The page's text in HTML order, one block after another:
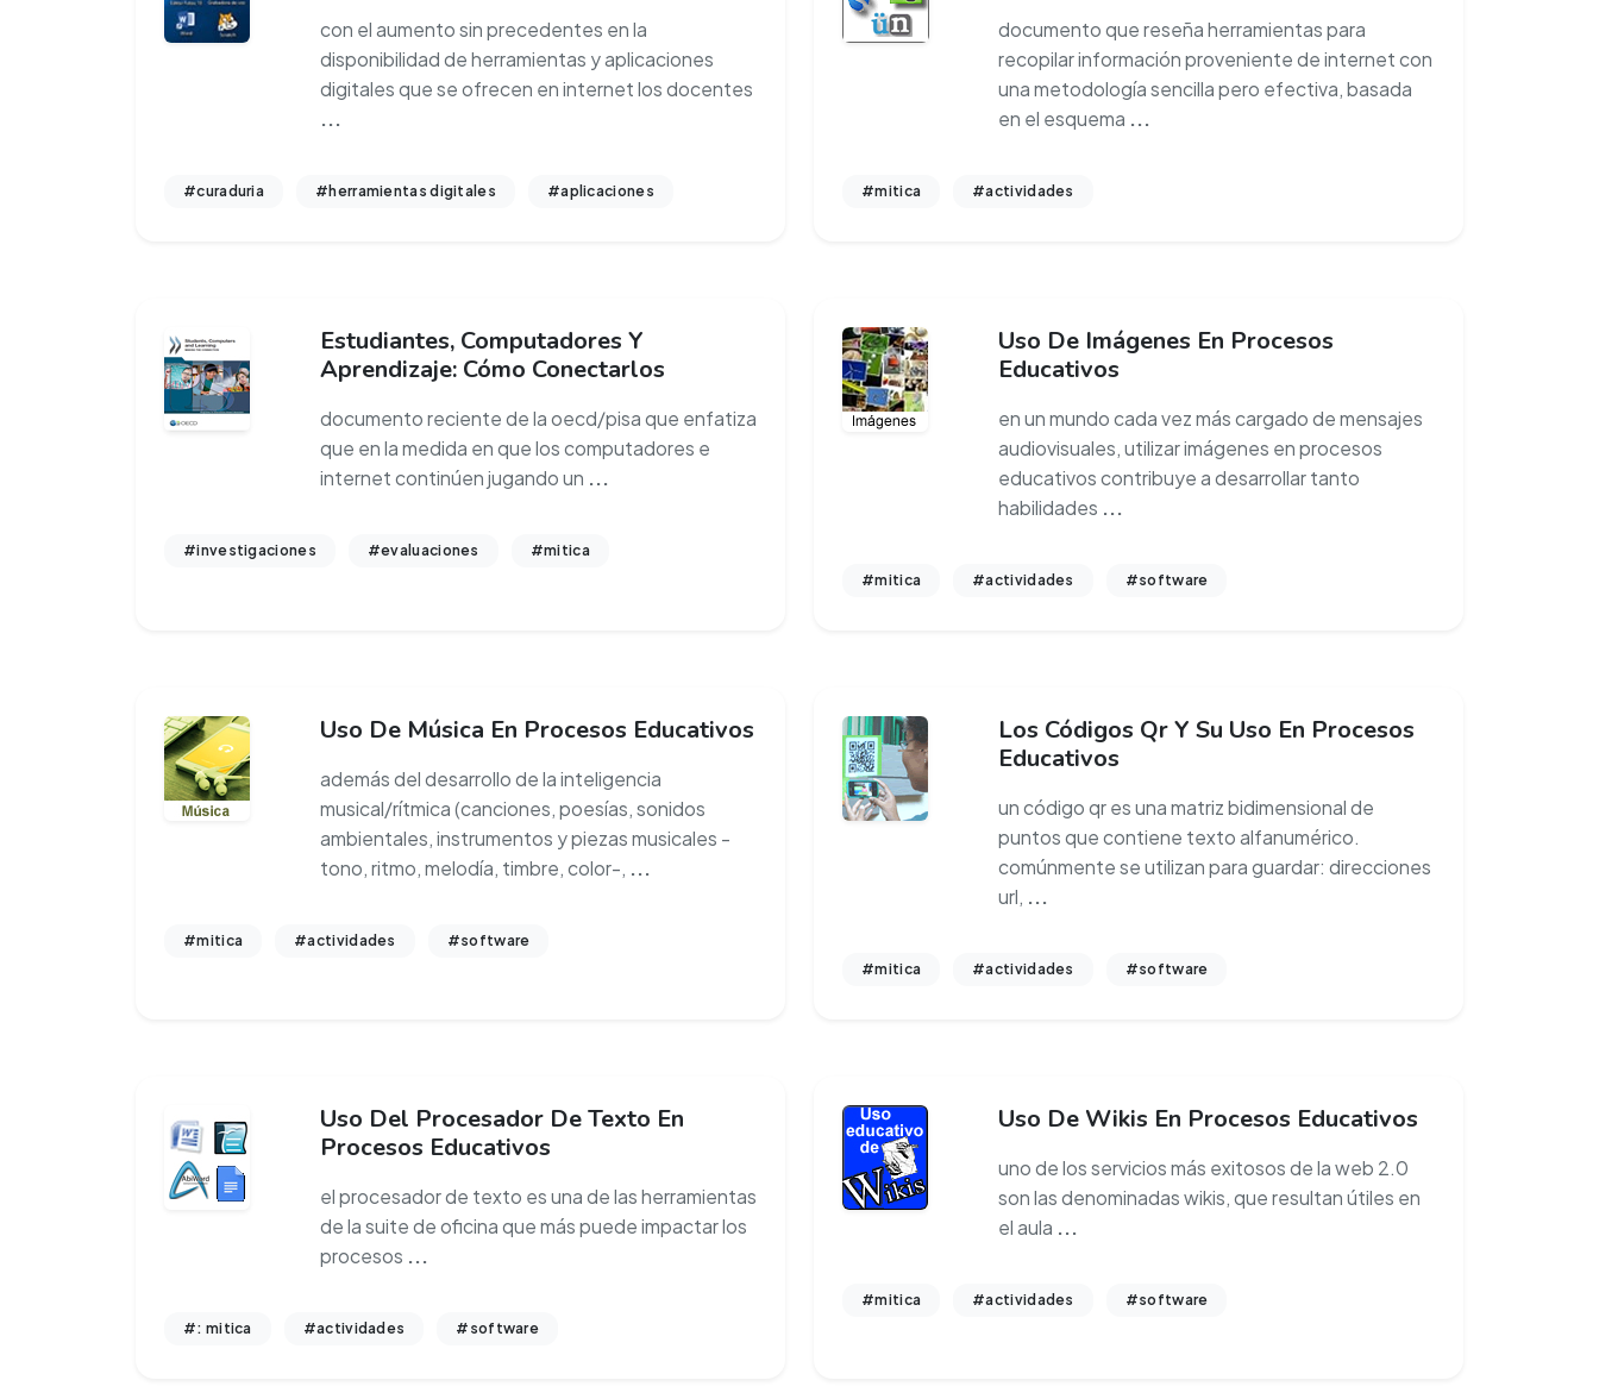
con el aumento sin precedentes en la
disponibilidad de herramientas y aplicaciones
digitales que se ofrecen en internet los docentes
...
#curaduria #herramientas digitales #aplicaciones
documento que reseña herramientas para
recopilar información proveniente de internet con
una metodología sencilla pero efectiva, basada
en el esquema ...
#mitica #actividades
Estudiantes, Computadores Y
Aprendizaje: Cómo Conectarlos
documento reciente de la oecd/pisa que enfatiza
que en la medida en que los computadores e
internet continúen jugando un ...
#investigaciones #evaluaciones #mitica
Uso De Imágenes En Procesos
Educativos
en un mundo cada vez más cargado de mensajes
audiovisuales, utilizar imágenes en procesos
educativos contribuye a desarrollar tanto
habilidades ...
#mitica #actividades #software
Uso De Música En Procesos Educativos
además del desarrollo de la inteligencia
musical/rítmica (canciones, poesías, sonidos
ambientales, instrumentos y piezas musicales -
tono, ritmo, melodía, timbre, color-, ...
#mitica #actividades #software
Los Códigos Qr Y Su Uso En Procesos
Educativos
un código qr es una matriz bidimensional de
puntos que contiene texto alfanumérico.
comúnmente se utilizan para guardar: direcciones
url, ...
#mitica #actividades #software
Uso Del Procesador De Texto En
Procesos Educativos
el procesador de texto es una de las herramientas
de la suite de oficina que más puede impactar los
procesos ...
#: mitica #actividades #software
Uso De Wikis En Procesos Educativos
uno de los servicios más exitosos de la web 2.0
son las denominadas wikis, que resultan útiles en
el aula ...
#mitica #actividades #software